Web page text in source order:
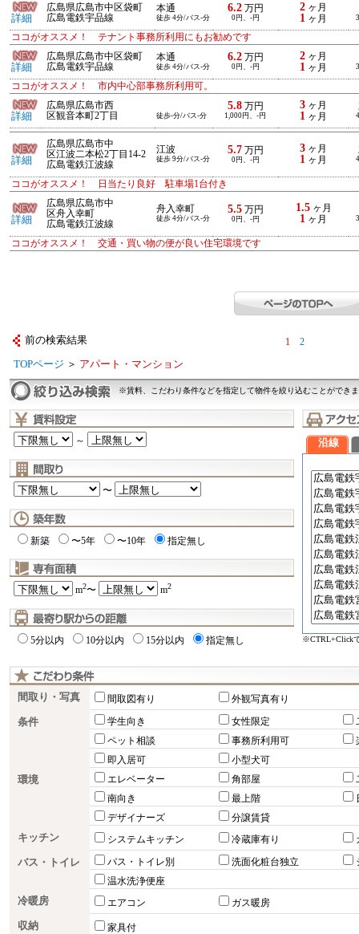
詳細
広島県広島市中区袋町
広島電鉄宇品線
本通
徒歩 4分/バス-分
6.2万円
0円、-円
2 ヶ月
1 ヶ月
ココがオススメ！ テナント事務所利用にもお勧めです
詳細
広島県広島市中区袋町
広島電鉄宇品線
本通
徒歩 4分/バス-分
6.2万円
0円、-円
2 ヶ月
1 ヶ月
ココがオススメ！ 市内中心部事務所利用可。
詳細
広島県広島市西
区観音本町2丁目
徒歩-分/バス-分
5.8万円
1,000円、-円
3 ヶ月
1 ヶ月
詳細
広島県広島市中
区江波二本松2丁目14-2
広島電鉄江波線
江波
徒歩 9分/バス-分
5.7万円
0円、-円
3 ヶ月
1 ヶ月
ココがオススメ！ 日当たり良好 駐車場1台付き
詳細
広島県広島市中
区舟入幸町
広島電鉄江波線
舟入幸町
徒歩 4分/バス-分
5.5万円
0円、-円
1.5ヶ月
1 ヶ月
ココがオススメ！ 交通・買い物の便が良い住宅環境です
前の検索結果 1 2
TOPページ ＞ アパート・マンション
※賃料、こだわり条件などを指定して物件を絞り込むことができ
～
〜
新築 〜5年 〜10年 指定無し
m2〜 m2
5分以内 10分以内 15分以内 指定無し
沿線
※CTRL+Click
間取り・写真 間取図有り 外観写真有り
条件 学生向き 女性限定
ペット相談
事務所利用可
即入居可
小型犬可
環境 エレベーター 角部屋
南向き
最上階
デザイナーズ
分譲賃貸
キッチン システムキッチン 冷蔵庫有り
バス・トイレ バス・トイレ別 洗面化粧台独立
温水洗浄便座
冷暖房 エアコン ガス暖房
収納 家具付